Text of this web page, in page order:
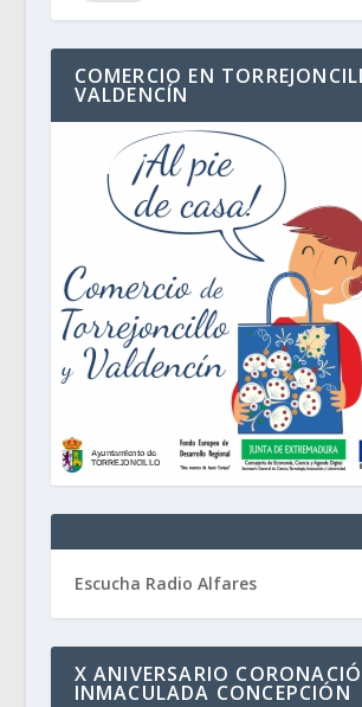
COMERCIO EN
VALDENCÍN
Escucha Radio Alfares
X ANIVERSARIO
INMACULADA CONCEPCIÓN